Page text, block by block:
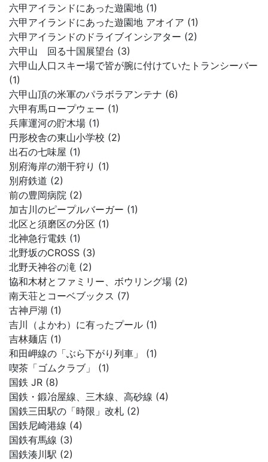
六甲アイランドにあった遊園地 (1)
六甲アイランドにあった遊園地 アオイア (1)
六甲アイランドのドライブインシアター (2)
六甲山 回る十国展望台 (3)
六甲山人口スキー場で皆が腕に付けていたトランシーバー
(1)
六甲山頂の米軍のパラボラアンテナ (6)
六甲有馬ロープウェー (1)
兵庫運河の貯木場 (1)
円形校舎の東山小学校 (2)
出石の七味屋 (1)
別府海岸の潮干狩り (1)
別府鉄道 (2)
前の豊岡病院 (2)
加古川のピープルバーガー (1)
北区と須磨区の分区 (1)
北神急行電鉄 (1)
北野坂のCROSS (3)
北野天神谷の滝 (2)
協和木材とファミリー、ボウリング場 (2)
南天荘とコーベブックス (7)
古神戸湖 (1)
吉川（よかわ）に有ったプール (1)
吉林麺店 (1)
和田岬線の「ぶら下がり列車」 (1)
喫茶「ゴムクラブ」 (1)
国鉄 JR (8)
国鉄・鍛冶屋線、三木線、高砂線 (4)
国鉄三田駅の「時限」改札 (2)
国鉄尼崎港線 (4)
国鉄有馬線 (3)
国鉄湊川駅 (2)